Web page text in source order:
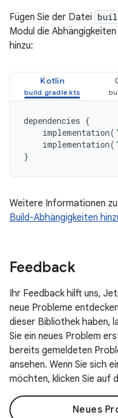
Fügen Sie der Datei
Modul die
hinzu:
Kotlin
dependencies {
implementation(
implementation(
}
Weitere Informationen
Build-Abhängigkeiten
Feedback
Ihr Feedback hilft uns,
neue Probleme
dieser Bibliothek haben,
Sie ein neues Problem
bereits gemeldeten
ansehen. Wenn Sie sich
möchten, klicken Sie auf
Neues